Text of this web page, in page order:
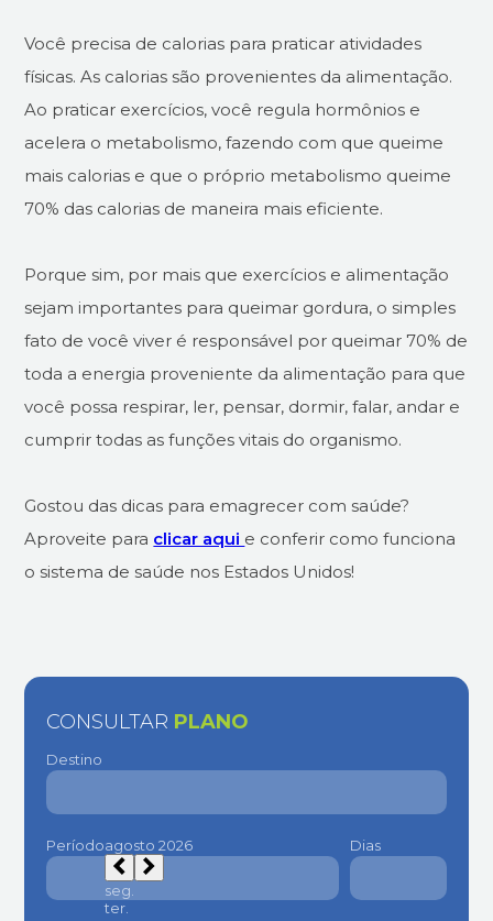
Você precisa de calorias para praticar atividades
físicas. As calorias são provenientes da alimentação.
Ao praticar exercícios, você regula hormônios e
acelera o metabolismo, fazendo com que queime
mais calorias e que o próprio metabolismo queime
70% das calorias de maneira mais eficiente.
Porque sim, por mais que exercícios e alimentação
sejam importantes para queimar gordura, o simples
fato de você viver é responsável por queimar 70% de
toda a energia proveniente da alimentação para que
você possa respirar, ler, pensar, dormir, falar, andar e
cumprir todas as funções vitais do organismo.
Gostou das dicas para emagrecer com saúde?
Aproveite para clicar aqui e conferir como funciona
o sistema de saúde nos Estados Unidos!
CONSULTAR PLANO
Destino
Período Dias